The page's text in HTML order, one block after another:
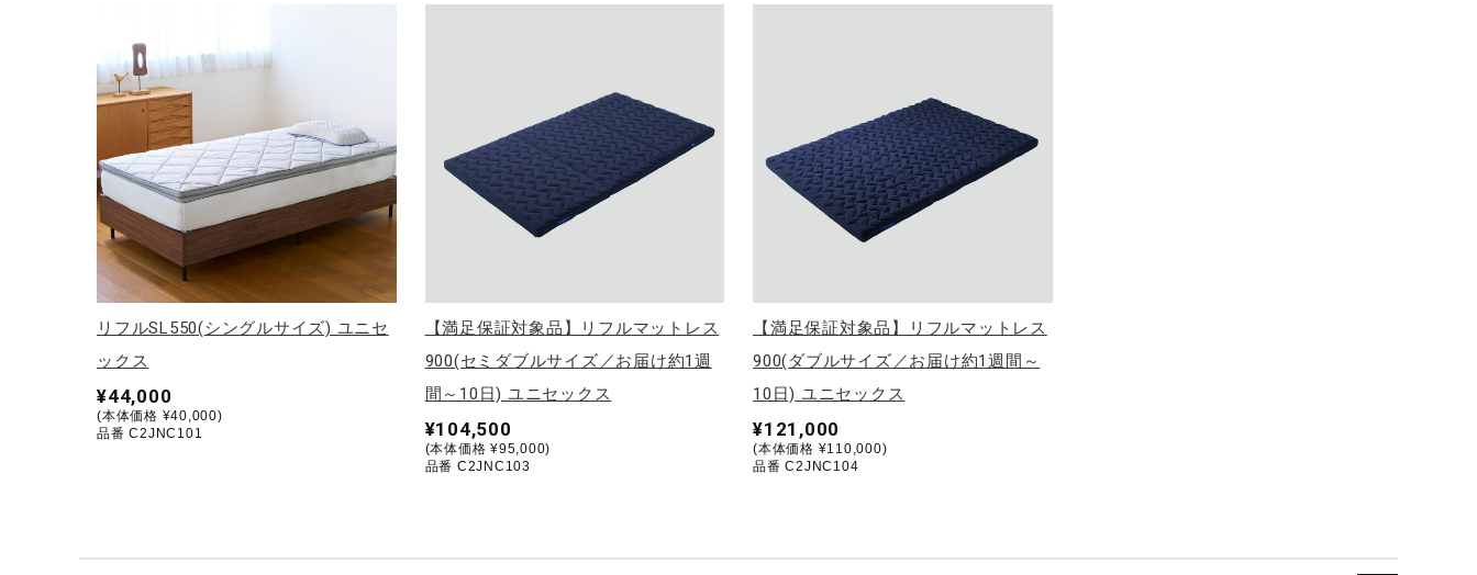
サポーター
健康／エクササイズ
ジュニア／キッズ
メディカル
コラボ／ライセンス
セール
その他
リフルSL550(シングルサイズ) ユニセ
ックス
¥44,000
(本体価格 ¥40,000)
品番 C2JNC101
【満足保証対象品】リフルマットレス
900(セミダブルサイズ／お届け約1週
間～10日) ユニセックス
¥104,500
(本体価格 ¥95,000)
品番 C2JNC103
【満足保証対象品】リフルマットレス
900(ダブルサイズ／お届け約1週間～
10日) ユニセックス
¥121,000
(本体価格 ¥110,000)
品番 C2JNC104